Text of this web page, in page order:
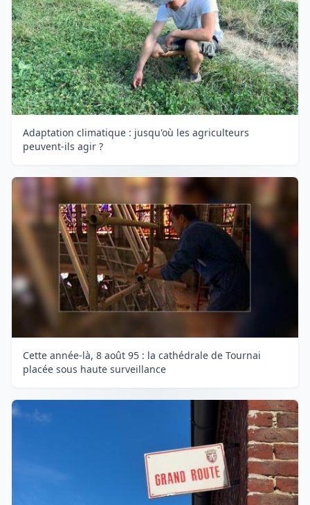
Adaptation climatique : jusqu'où les agriculteurs
peuvent-ils agir ?
Cette année-là, 8 août 95 : la cathédrale de Tournai
placée sous haute surveillance